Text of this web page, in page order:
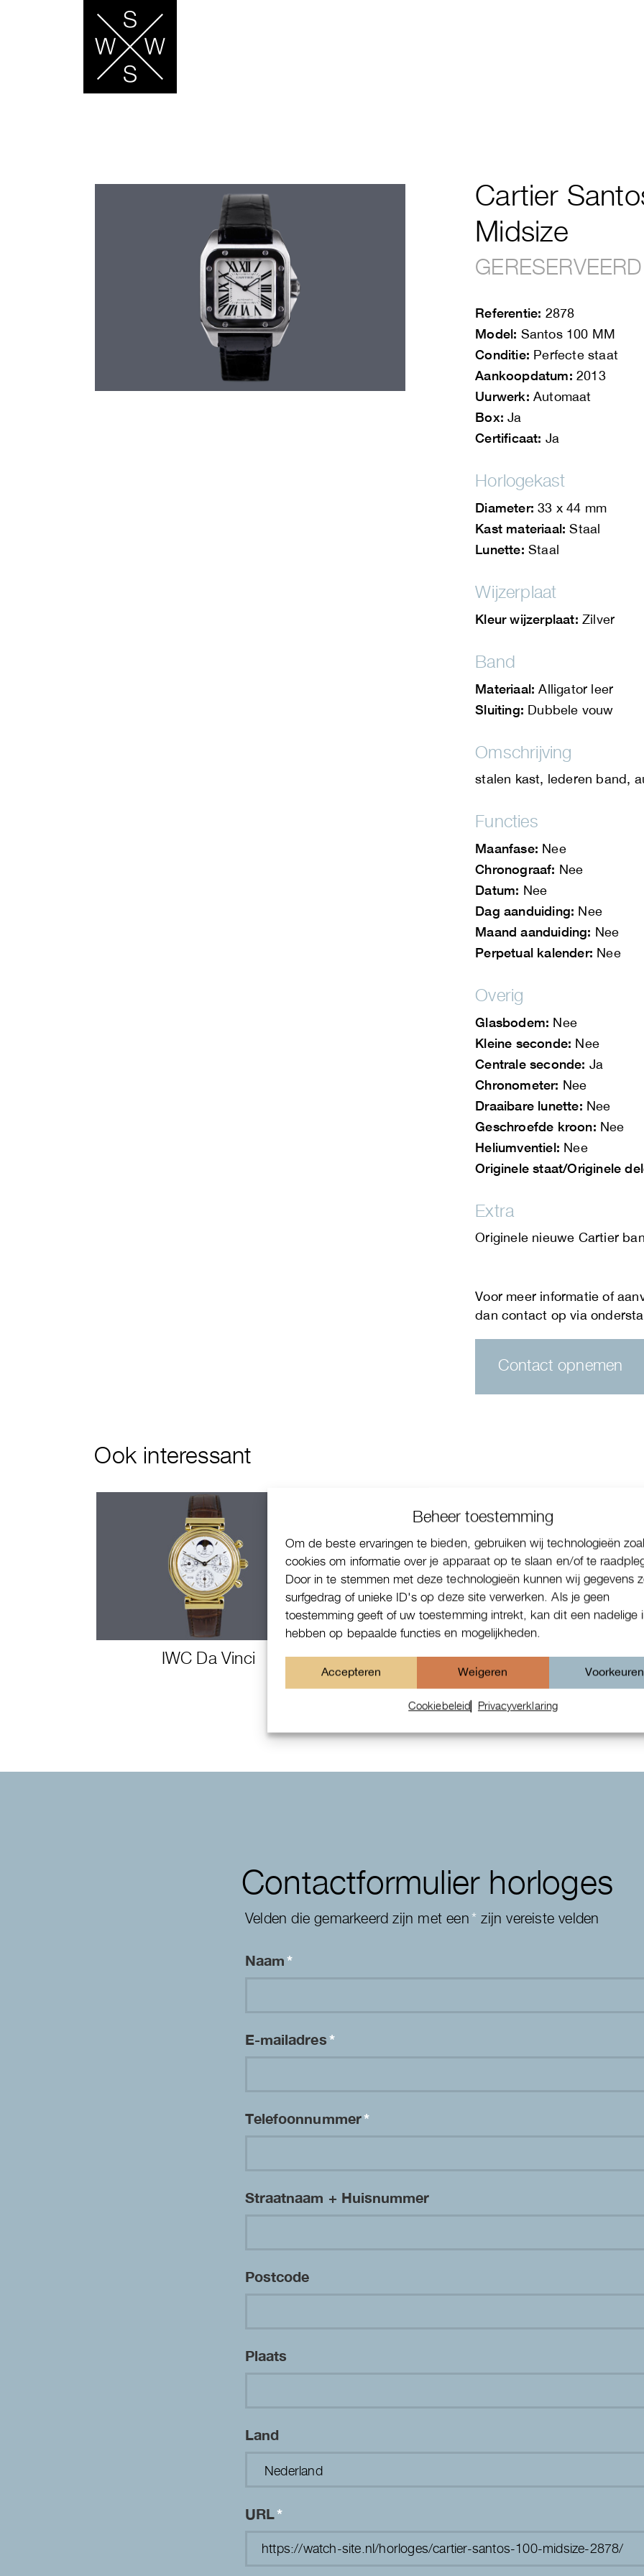
Beheer toestemming
Om de beste ervaringen te bieden, gebruiken wij technologieën
cookies om informatie over je apparaat op te slaan en/of te
Door in te stemmen met deze technologieën kunnen wij gegevens
surfgedrag of unieke ID's op deze site verwerken. Als je geen
toestemming geeft of uw toestemming intrekt, kan dit een nadelige
hebben op bepaalde functies en mogelijkheden.
Accepteren Weigeren Voorkeuren
Cookiebeleid Privacyverklaring
Cartier
Midsize
GERESERVEERD
Referentie: 2878
Model: Santos 100 MM
Conditie: Perfecte staat
Aankoopdatum: 2013
Uurwerk: Automaat
Box: Ja
Certificaat: Ja
Horlogekast
Diameter: 33 x 44 mm
Kast materiaal: Staal
Lunette: Staal
Wijzerplaat
Kleur wijzerplaat: Zilver
Band
Materiaal: Alligator leer
Sluiting: Dubbele vouw
Omschrijving
stalen kast, lederen band,
Functies
Maanfase: Nee
Chronograaf: Nee
Datum: Nee
Dag aanduiding: Nee
Maand aanduiding: Nee
Perpetual kalender: Nee
Overig
Glasbodem: Nee
Kleine seconde: Nee
Centrale seconde: Ja
Chronometer: Nee
Draaibare lunette: Nee
Geschroefde kroon: Nee
Heliumventiel: Nee
Originele staat/Originele
Extra
Originele nieuwe Cartier
Contact opnemen
Ook interessant
IWC Da Vinci
Patek Philippe Annual Calendar
Chornograaf
Contactformulier horloges
Velden die gemarkeerd zijn met een* zijn vereiste velden
Naam*
E-mailadres*
Telefoonnummer*
Straatnaam + Huisnummer
Postcode
Plaats
Land
URL*